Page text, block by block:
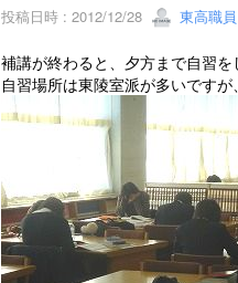
投稿日時 : 2012/12/28 東高職員
補講が終わると、夕方まで自習を
自習場所は東陵室派が多いです